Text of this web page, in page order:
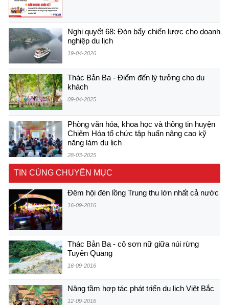
Nghị quyết 68: Đòn bẩy chiến lược cho doanh
nghiệp du lịch
19-04-2026
Thác Bản Ba - Điểm đến lý tưởng cho du
khách
09-04-2025
Phòng văn hóa, khoa học và thông tin huyện
Chiêm Hóa tổ chức tập huấn nâng cao kỹ
năng làm du lịch
28-03-2025
TIN CÙNG CHUYÊN MỤC
Đêm hội đèn lồng Trung thu lớn nhất cả nước
16-09-2016
Thác Bản Ba - cô sơn nữ giữa núi rừng
Tuyên Quang
16-09-2016
Nâng tầm hợp tác phát triển du lịch Việt Bắc
12-09-2016